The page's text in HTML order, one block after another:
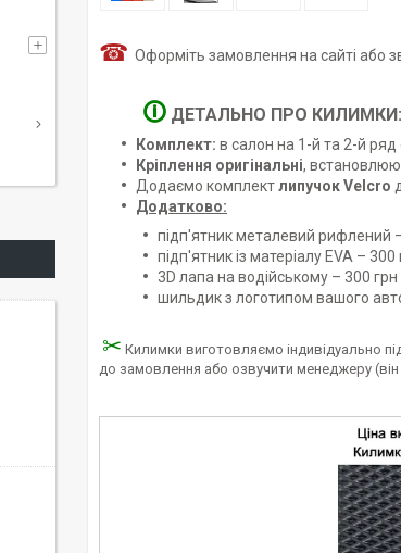
☎ Оформіть замовлення на сайті або
🛈 ДЕТАЛЬНО ПРО КИЛИМКИ:
Комплект: в салон на 1-й та 2-й ряд
Кріплення оригінальні,
Додаємо комплектлипучок Velcro
Додатково:
підп'ятник металевий рифлений
підп'ятник із матеріалу EVA – 300
3D лапа на водійському – 300 грн
шильдик з логотипом вашого
✂ Килимки виготовляємо індивідуально
до замовлення або озвучити менеджеру